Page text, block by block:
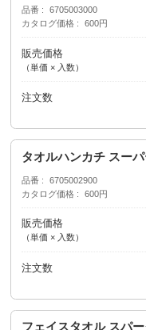
品番
6705003000
カタログ価格
600円
販売価格
（単価 × 入数）
注文数
タオルハンカチ スー
品番
6705002900
カタログ価格
600円
販売価格
（単価 × 入数）
注文数
フェイスタオル スパ